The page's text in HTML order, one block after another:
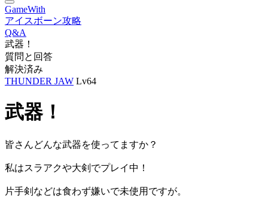
GameWith
アイスボーン攻略
Q&A
武器！
質問と回答
解決済み
THUNDER JAW Lv64
武器！
皆さんどんな武器を使ってますか？
私はスラアクや大剣でプレイ中！
片手剣などは食わず嫌いで未使用ですが。